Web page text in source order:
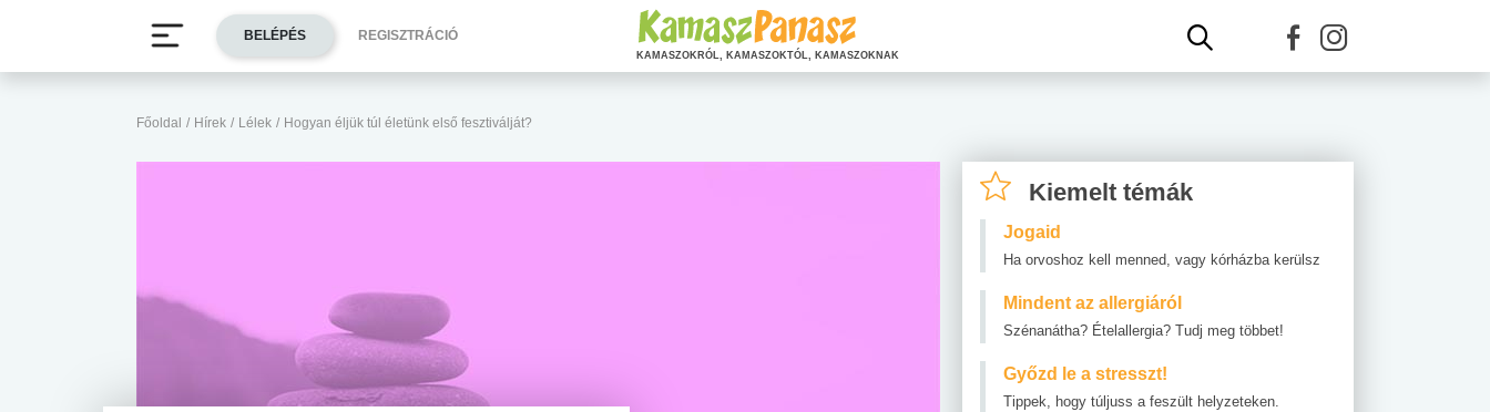
Főoldal / Hírek / Lélek / Hogyan éljük túl életünk első fesztiválját?
Kiemelt témák
Jogaid
Ha orvoshoz kell menned, vagy kórházba kerülsz
Mindent az allergiáról
Szénanátha? Ételallergia? Tudj meg többet!
Győzd le a stresszt!
Tippek, hogy túljuss a feszült helyzeteken.
BELÉPÉS REGISZTRÁCIÓ
KAMASZOKRÓL, KAMASZOKTÓL, KAMASZOKNAK